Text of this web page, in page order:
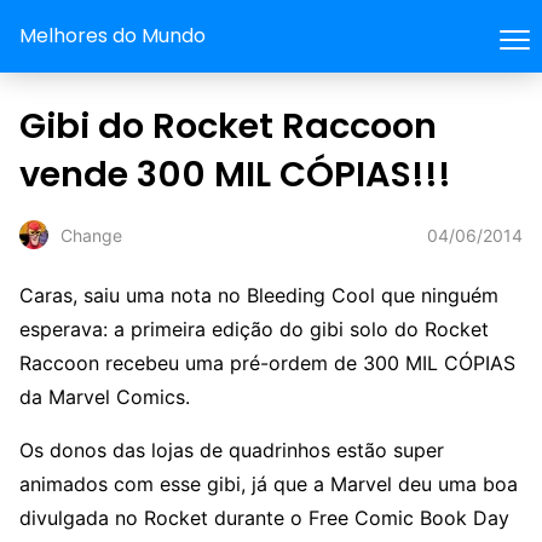
Melhores do Mundo
Gibi do Rocket Raccoon
vende 300 MIL CÓPIAS!!!
Change 04/06/2014
Caras, saiu uma nota no Bleeding Cool que ninguém
esperava: a primeira edição do gibi solo do Rocket
Raccoon recebeu uma pré-ordem de 300 MIL CÓPIAS
da Marvel Comics.
Os donos das lojas de quadrinhos estão super
animados com esse gibi, já que a Marvel deu uma boa
divulgada no Rocket durante o Free Comic Book Day